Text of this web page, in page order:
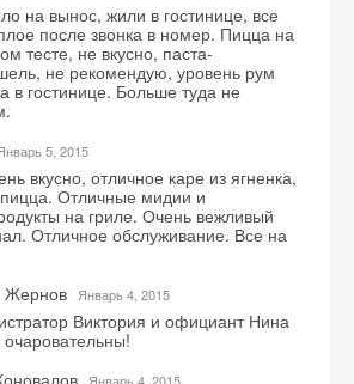
на вынос, жили в гостинице, все
после звонка в номер. Пицца на
тесте, не вкусно, паста-
не рекомендую, уровень рум
в гостинице. Больше туда не
5, 2015
вкусно, отличное каре из ягненка,
Отличные мидии и
на гриле. Очень вежливый
Отличное обслуживание. Все на
Жернов
Январь 4, 2015
Виктория и официант Нина
очаровательны!